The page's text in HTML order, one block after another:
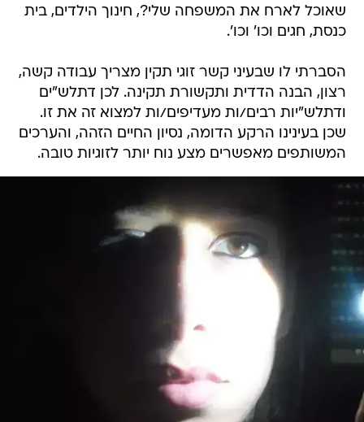
שאוכל לארח את המשפחה שלי?, חינוך הילדים, בית
כנסת, חגים וכו' וכו'.
הסברתי לו שבעיני קשר זוגי תקין מצריך עבודה קשה,
רצון, הבנה הדדית ותקשורת תקינה. לכן דתלש"ים
ודתלש"יות רבים/ות מעדיפים/ות למצוא זה את זו.
שכן בעינינו הרקע הדומה, נסיון החיים הזהה, והערכים
המשותפים מאפשרים מצע נוח יותר לזוגיות טובה.